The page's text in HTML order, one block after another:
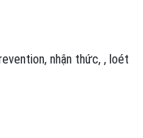
nhận thức , loét